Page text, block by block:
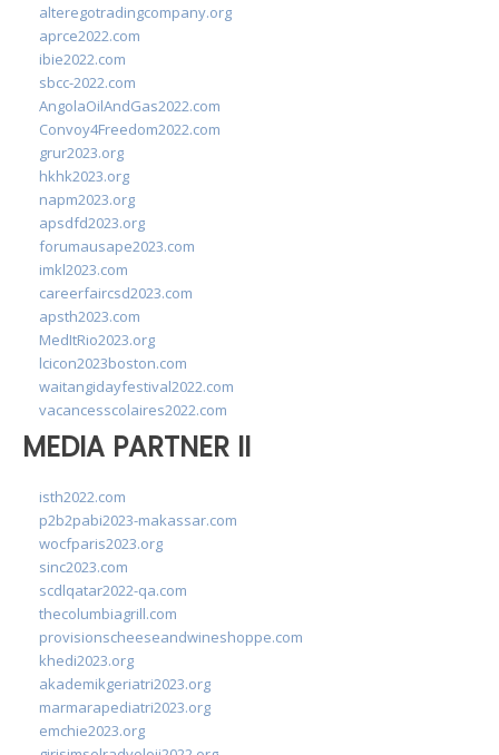
alteregotradingcompany.org
aprce2022.com
ibie2022.com
sbcc-2022.com
AngolaOilAndGas2022.com
Convoy4Freedom2022.com
grur2023.org
hkhk2023.org
napm2023.org
apsdfd2023.org
forumausape2023.com
imkl2023.com
careerfaircsd2023.com
apsth2023.com
MedItRio2023.org
lcicon2023boston.com
waitangidayfestival2022.com
vacancesscolaires2022.com
MEDIA PARTNER II
isth2022.com
p2b2pabi2023-makassar.com
wocfparis2023.org
sinc2023.com
scdlqatar2022-qa.com
thecolumbiagrill.com
provisionscheeseandwineshoppe.com
khedi2023.org
akademikgeriatri2023.org
marmarapediatri2023.org
emchie2023.org